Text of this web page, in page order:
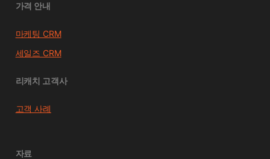
가격 안내
마케팅 CRM
세일즈 CRM
리캐치 고객사
고객 사례
자료